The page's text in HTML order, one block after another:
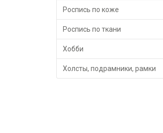
Роспись по коже
Роспись по ткани
Хобби
Холсты, подрамники, рамки